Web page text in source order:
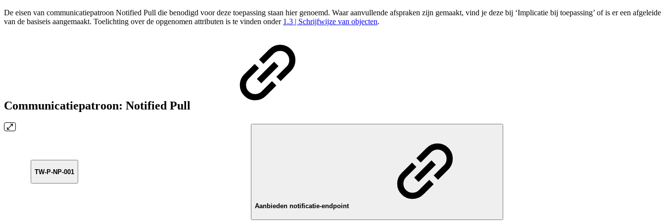
De eisen van communicatiepatroon Notified Pull die benodigd voor deze toepassing staan hier genoemd. Waar aanvullende afspraken zijn gemaakt, vind je deze bij ‘Implicatie bij toepassing’ of is er een afgeleide
van de basiseis aangemaakt. Toelichting over de opgenomen attributen is te vinden onder 1.3 | Schrijfwijze van objecten.
Communicatiepatroon: Notified Pull
TW-P-NP-001
Aanbieden notificatie-endpoint